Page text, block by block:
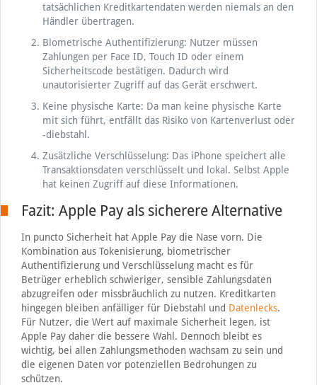
tatsächlichen Kreditkartendaten werden niemals an den
Händler übertragen.
Biometrische Authentifizierung: Nutzer müssen
Zahlungen per Face ID, Touch ID oder einem
Sicherheitscode bestätigen. Dadurch wird
unautorisierter Zugriff auf das Gerät erschwert.
Keine physische Karte: Da man keine physische Karte
mit sich führt, entfällt das Risiko von Kartenverlust oder
-diebstahl.
Zusätzliche Verschlüsselung: Das iPhone speichert alle
Transaktionsdaten verschlüsselt und lokal. Selbst Apple
hat keinen Zugriff auf diese Informationen.
Fazit: Apple Pay als sicherere Alternative
In puncto Sicherheit hat Apple Pay die Nase vorn. Die
Kombination aus Tokenisierung, biometrischer
Authentifizierung und Verschlüsselung macht es für
Betrüger erheblich schwieriger, sensible Zahlungsdaten
abzugreifen oder missbräuchlich zu nutzen. Kreditkarten
hingegen bleiben anfälliger für Diebstahl und Datenlecks.
Für Nutzer, die Wert auf maximale Sicherheit legen, ist
Apple Pay daher die bessere Wahl. Dennoch bleibt es
wichtig, bei allen Zahlungsmethoden wachsam zu sein und
die eigenen Daten vor potenziellen Bedrohungen zu
schützen.